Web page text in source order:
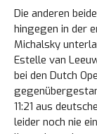
Die anderen
hingegen in der
Michalsky
Estelle van
bei den Dutch
11:21 aus
leider noch nie